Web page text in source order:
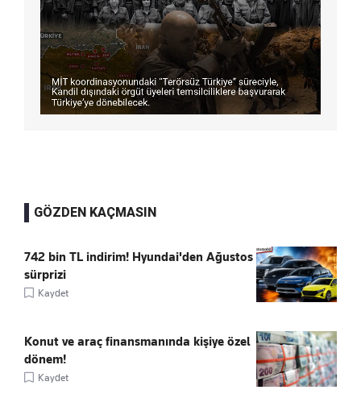
GÖZDEN KAÇMASIN
742 bin TL indirim! Hyundai'den Ağustos
sürprizi
Kaydet
Konut ve araç finansmanında kişiye özel
dönem!
Kaydet